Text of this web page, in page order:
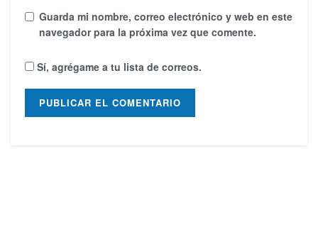
Guarda mi nombre, correo electrónico y web en este
navegador para la próxima vez que comente.
Sí, agrégame a tu lista de correos.